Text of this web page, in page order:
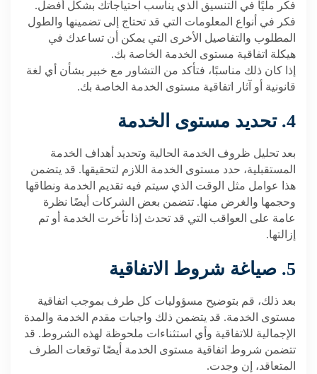
فكر مليًا في التنسيق الذي يناسب احتياجاتك بشكل أفضل.
فكر في أنواع المعلومات التي قد تحتاج إلى تضمينها والطول
المطلوب والتفاصيل الأخرى التي يمكن أن تساعدك في
هيكلة اتفاقية مستوى الخدمة الخاصة بك.
إذا كان ذلك مناسبًا، فتأكد من التشاور مع خبير بشأن أي لغة
قانونية أو آثار اتفاقية مستوى الخدمة الخاصة بك.
4. تحديد مستوى الخدمة
بعد تحليل ظروف الخدمة الحالية وتحديد أهداف الخدمة
المستقبلية، حدد مستوى الخدمة اللازم لتحقيقها. قد يتضمن
هذا عوامل مثل الوقت الذي سيتم فيه تقديم الخدمة ونطاقها
وحجمها والغرض منها. تتضمن بعض الشركات أيضًا نظرة
عامة على العواقب التي قد تحدث إذا تأخرت الخدمة أو تم
إزالتها.
5. صياغة شروط الاتفاقية
بعد ذلك، قم بتوضيح مسؤوليات كل طرف بموجب اتفاقية
مستوى الخدمة. قد يتضمن ذلك واجبات مقدم الخدمة والمدة
الإجمالية للاتفاقية وأي استثناءات ملحوظة لهذه الشروط. قد
تتضمن شروط اتفاقية مستوى الخدمة أيضًا توقعات الطرف
المتعاقد، إن وجدت.